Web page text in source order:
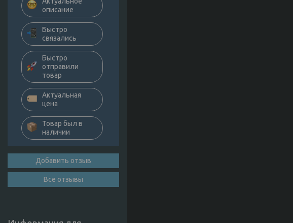
описание
Быстро
связались
Быстро
отправили
товар
Актуальная
цена
Товар был в
наличии
Добавить отзыв
Все отзывы